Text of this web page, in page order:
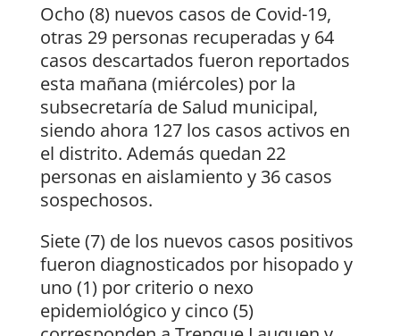
Ocho (8) nuevos casos de Covid-19,
otras 29 personas recuperadas y 64
casos descartados fueron reportados
esta mañana (miércoles) por la
subsecretaría de Salud municipal,
siendo ahora 127 los casos activos en
el distrito. Además quedan 22
personas en aislamiento y 36 casos
sospechosos.
Siete (7) de los nuevos casos positivos
fueron diagnosticados por hisopado y
uno (1) por criterio o nexo
epidemiológico y cinco (5)